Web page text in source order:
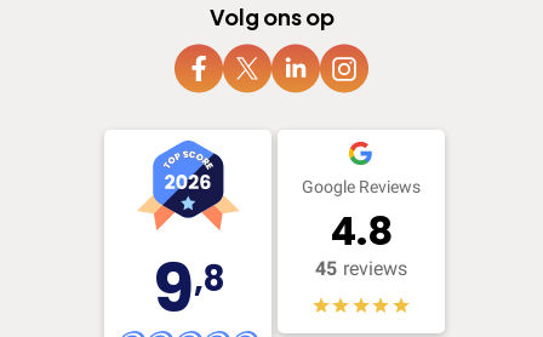
Volg ons op
9,8
Google Reviews
4.8
45 reviews